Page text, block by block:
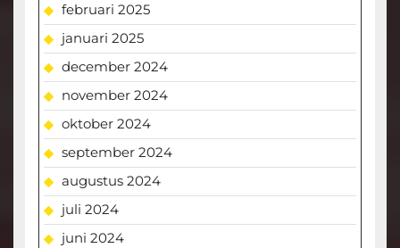
februari 2025
januari 2025
december 2024
november 2024
oktober 2024
september 2024
augustus 2024
juli 2024
juni 2024